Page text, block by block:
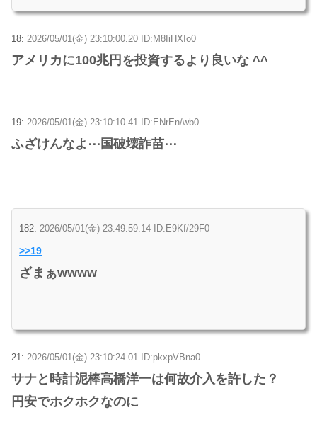
18: 2026/05/01(金) 23:10:00.20 ID:M8IiHXIo0
アメリカに100兆円を投資するより良いな ^^
19: 2026/05/01(金) 23:10:10.41 ID:ENrEn/wb0
ふざけんなよ⋯国破壊詐苗⋯
182: 2026/05/01(金) 23:49:59.14 ID:E9Kf/29F0
>>19
ざまぁwwww
21: 2026/05/01(金) 23:10:24.01 ID:pkxpVBna0
サナと時計泥棒高橋洋一は何故介入を許した？
円安でホクホクなのに